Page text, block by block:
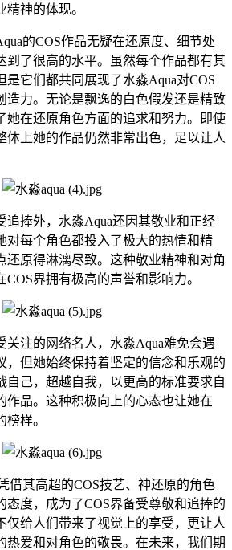
神的体现。
的COS作品无疑在还原度、细节处
到了很高的水平。虽然每个作品都有其
是它们都共同展现了水淼Aqua对COS
造力。无论是飘逸的白色假发还是精致
她在还原角色方面的追求和努力。即使
体上她的作品仍然非常出色，足以让人
捧外，水淼Aqua还因其敬业和正经
对每个角色都投入了极大的热情和精
还原得淋漓尽致。这种敬业精神和对角
界拥有极高的声誉和影响力。
注的网络名人，水淼Aqua难免会遇
，但她始终保持着坚定的信念和乐观的
自己，超越自我，以更高的标准要求自
作品。这种积极向上的心态也让她在
样。
其高超的COS技艺、神还原的角色
态度，成为了COS界备受尊敬和追捧的
仅给人们带来了视觉上的享受，更让人
热爱和对角色的敬畏。在未来，我们期